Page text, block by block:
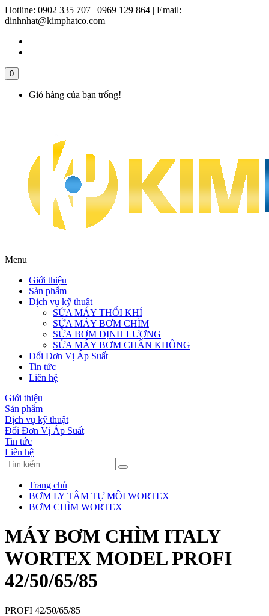
Hotline: 0902 335 707 | 0969 129 864 | Email:
dinhnhat@kimphatco.com
0
Giỏ hàng của bạn trống!
Menu
Giới thiệu
Sản phẩm
Dịch vụ kỹ thuật
SỬA MÁY THỔI KHÍ
SỬA MÁY BƠM CHÌM
SỬA BƠM ĐỊNH LƯỢNG
SỬA MÁY BƠM CHÂN KHÔNG
Đổi Đơn Vị Áp Suất
Tin tức
Liên hệ
Giới thiệu
Sản phẩm
Dịch vụ kỹ thuật
Đổi Đơn Vị Áp Suất
Tin tức
Liên hệ
Trang chủ
BƠM LY TÂM TỰ MỒI WORTEX
BƠM CHÌM WORTEX
MÁY BƠM CHÌM ITALY
WORTEX MODEL PROFI
42/50/65/85
PROFI 42/50/65/85